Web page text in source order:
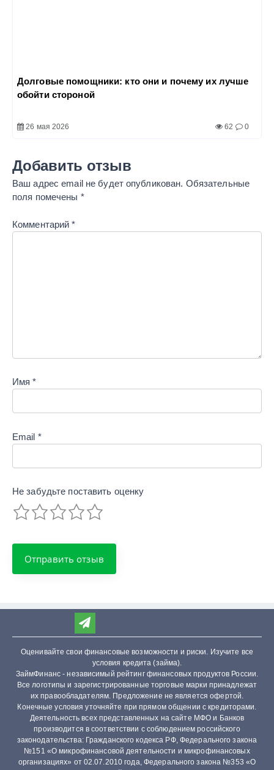
Долговые помощники: кто они и почему их лучше
обойти стороной
26 мая 2026 62 0
Добавить отзыв
Ваш адрес email не будет опубликован. Обязательные
поля помечены *
Комментарий*
Имя*
Email *
Не забудьте поставить оценку
Оценивайте свои финансовые возможности и риски. Изучите все
условия кредита (займа).
ЗаймФинанс - независимый рейтинг финансовых продуктов России.
Все логотипы и зарегистрированные торговые марки принадлежат
их правообладателям. Предложение не является офертой.
Конечные условия уточняйте при прямом общении с кредиторами.
Деятельность всех представленных на сайте МФО и Банков
производится в соответствии с соблюдением российского
законодательства: Гражданского кодекса РФ, Федерального закона
№151 «О микрофинансовой деятельности и микрофинансовых
организациях» от 02.07.2010 года, Федерального закона №353 «О